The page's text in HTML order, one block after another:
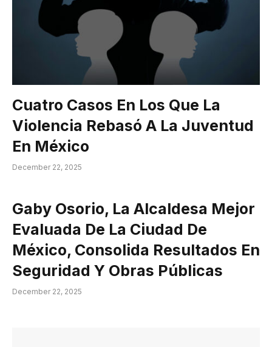
Cuatro Casos En Los Que La
Violencia Rebasó A La Juventud
En México
December 22, 2025
Gaby Osorio, La Alcaldesa Mejor
Evaluada De La Ciudad De
México, Consolida Resultados En
Seguridad Y Obras Públicas
December 22, 2025